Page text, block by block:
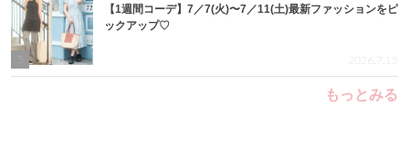
【1週間コーデ】7／7(火)〜7／11(土)最新ファッションをピ
ックアップ♡
2026.7.15
もっとみる